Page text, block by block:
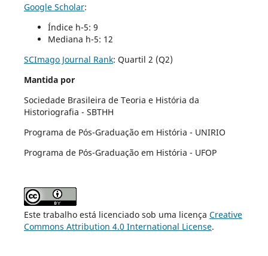
Google Scholar:
Índice h-5: 9
Mediana h-5: 12
SCImago Journal Rank: Quartil 2 (Q2)
Mantida por
Sociedade Brasileira de Teoria e História da
Historiografia - SBTHH
Programa de Pós-Graduação em História - UNIRIO
Programa de Pós-Graduação em História - UFOP
Este trabalho está licenciado sob uma licença Creative
Commons Attribution 4.0 International License.